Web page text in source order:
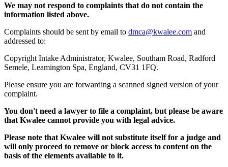
We may not respond to complaints that do not contain the
information listed above.
Complaints should be sent by email to dmca@kwalee.com and
addressed to:
Copyright Intake Administrator, Kwalee, Southam Road, Radford
Semele, Leamington Spa, England, CV31 1FQ.
Please ensure you are forwarding a scanned signed version of your
complaint.
You don't need a lawyer to file a complaint, but please be aware
that Kwalee cannot provide you with legal advice.
Please note that Kwalee will not substitute itself for a judge and
will only proceed to remove or block access to content on the
basis of the elements available to it.